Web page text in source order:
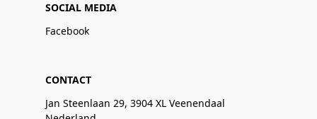
SOCIAL MEDIA
Facebook
CONTACT
Jan Steenlaan 29, 3904 XL Veenendaal